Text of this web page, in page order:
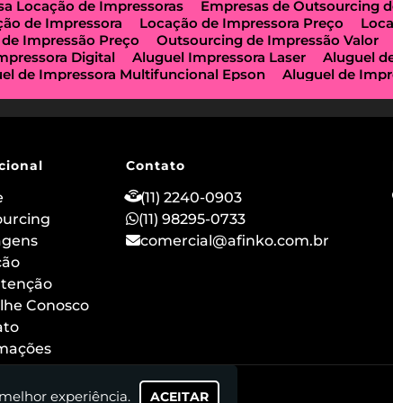
Locação de Impressoras
Empresas de Outsourcing
de Impressora Locação de Impressora Preço
Impressão Preço Outsourcing de Impressão Valor
Digital Aluguel Impressora Laser
Aluguel
de Impressora Multifuncional Epson Aluguel de
de Impressoras a Laser Locação de Impressoras em
de Impressora Hp
Impressoras Locação de Máquina Copiadora
de Impressora a Laser Aluguel de Imprimidora
de Impressoras para Comércios
Locação de
de Impressoras para Escolas
Serviço de
Impressora Térmica para Evento
de Impressoras Epson
Locação de Impressoras Multifuncionais em Sp
Conosco
Contato
(11) 2240-0903
(11) 98295-0733
comercial@afinko.com.br
experiência. ACEITAR